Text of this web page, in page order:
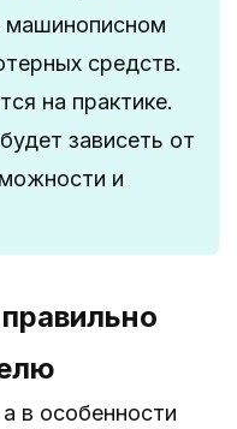
машинописном
средств.
на практике.
зависеть от
и
в особенности